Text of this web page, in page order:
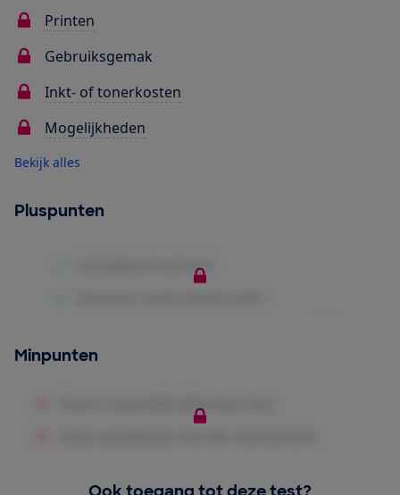
Printen
Gebruiksgemak
Inkt- of tonerkosten
Mogelijkheden
Bekijk alles
Pluspunten
Minpunten